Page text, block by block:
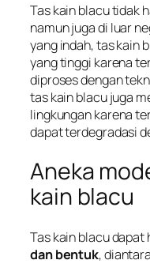
Tas kain blacu tidak
namun juga di luar
yang indah, tas kain
yang tinggi karena
diproses dengan
tas kain blacu juga
lingkungan karena
dapat terdegradasi
Aneka
kain blacu
Tas kain blacu
dan bentuk,